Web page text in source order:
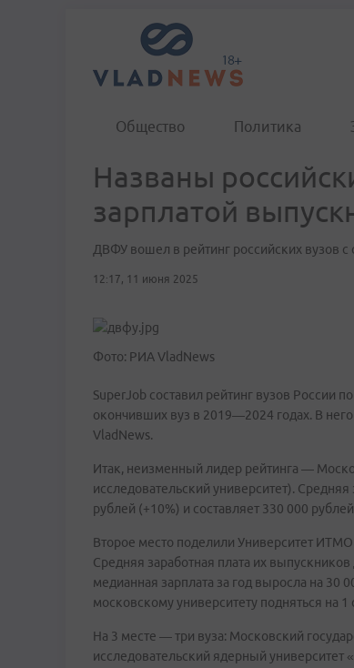
Общество Политика
Названы
зарплатой
ДВФУ вошел в рейтинг российских вузов
12:17, 11 июня 2025
Фото: РИА VladNews
SuperJob составил рейтинг вузов России
окончивших вуз в 2019—2024 годах. В
VladNews.
Итак, неизменный лидер рейтинга —
исследовательский университет).
рублей (+10%) и составляет 330 000
Второе место поделили Университет
Средняя заработная плата их
медианная зарплата за год выросла на 30
московскому университету подняться на 1
На 3 месте — три вуза: Московский
исследовательский ядерный